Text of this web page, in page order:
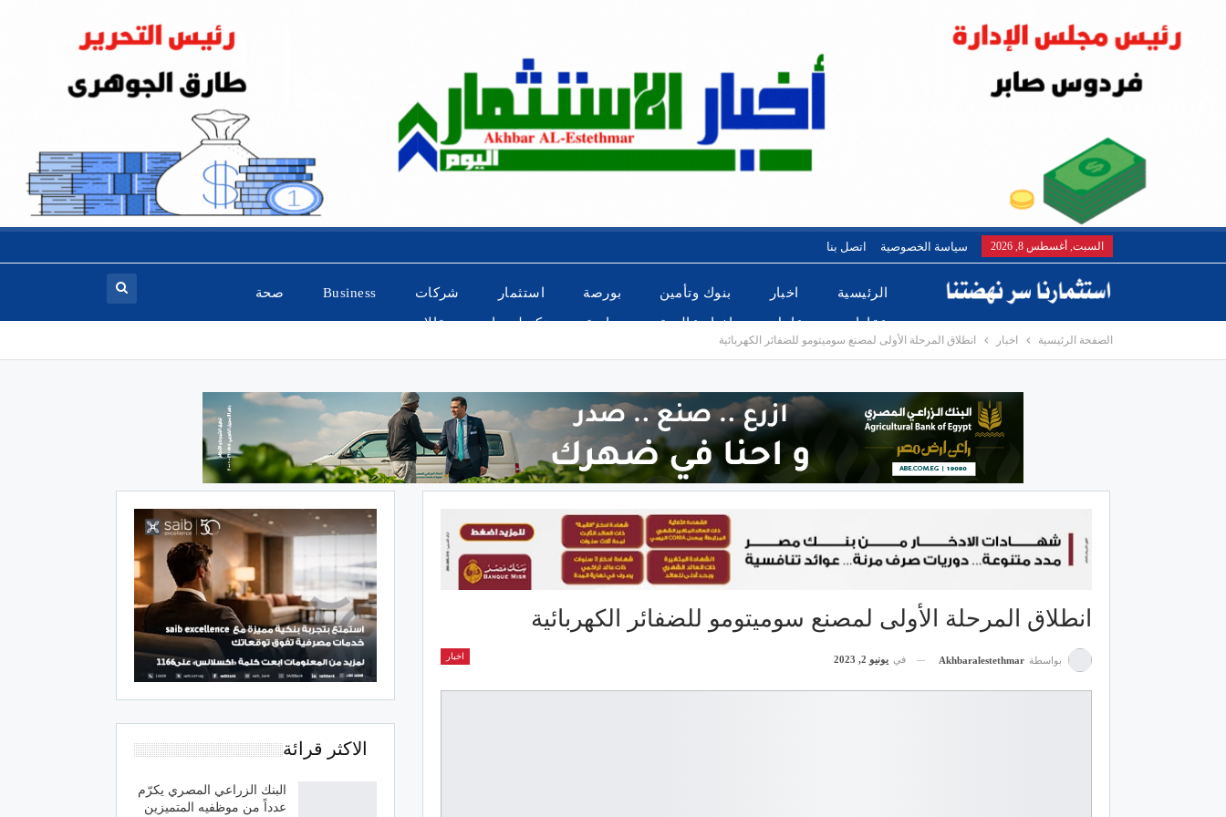
السبت, أغسطس 8, 2026 سياسة الخصوصية اتصل بنا
الرئيسية اخبار بنوك وتأمين بورصة استثمار شركات Business صحة
عقارات عاجل اخبار عالمية رياضة تكنولوجيا مقالات
الصفحة الرئيسية اخبار انطلاق المرحلة الأولى لمصنع سوميتومو للضفائر الكهربائية
انطلاق المرحلة الأولى لمصنع سوميتومو للضفائر الكهربائية
اخبار بواسطة Akhbaralestethmar في يونيو 2, 2023
الاكثر قرائة
البنك الزراعي المصري يكرّم
عدداً من موظفيه المتميزين